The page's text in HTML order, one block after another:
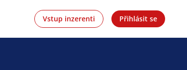
Vstup inzerenti Přihlásit se